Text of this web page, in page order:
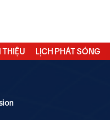
THIỆU LỊCH PHÁT SÓNG